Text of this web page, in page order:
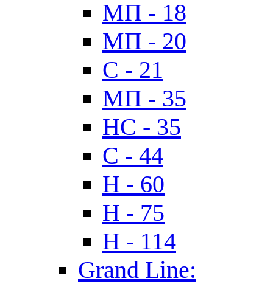
МП - 18
МП - 20
C - 21
МП - 35
HC - 35
C - 44
H - 60
H - 75
H - 114
Grand Line: